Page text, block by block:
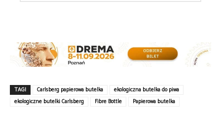
TAGI Carlsberg papierowa butelka
ekologiczna butelka do piwa
ekologiczne butelki Carlsberg
Fibre Bottle Papierowa butelka